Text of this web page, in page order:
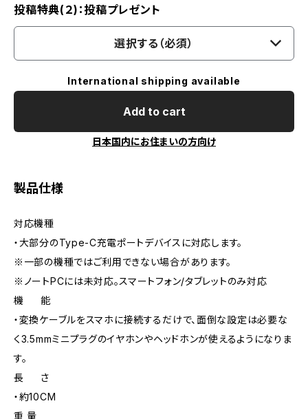
投稿特典(２)：投稿プレゼント
選択する（必須）
International shipping available
Add to cart
日本国内にお住まいの方向け
製品仕様
対応機種
・大部分のType-C充電ポートデバイスに対応します。
※一部の機種ではご利用できない場合があります。
※ノートPCには未対応。スマートフォン/タブレットのみ対応
機 能
・変換ケーブルをスマホに接続するだけで、面倒な設定は必要な
く3.5mmミニプラグのイヤホンやヘッドホンが使えるようになりま
す。
長 さ
・約10CM
重 量